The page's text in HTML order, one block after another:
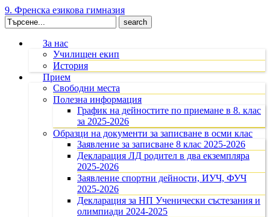
9. Френска езикова гимназия
Search
for:
За нас
Училищен екип
История
Прием
Свободни места
Полезна информация
График на дейностите по приемане в 8. клас
за 2025-2026
Образци на документи за записване в осми клас
Заявление за записване 8 клас 2025-2026
Декларация ЛД родител в два екземпляра
2025-2026
Заявление спортни дейности, ИУЧ, ФУЧ
2025-2026
Декларация за НП Ученически състезания и
олимпиади 2024-2025